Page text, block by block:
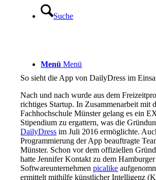
Suche
Menü Menü
So sieht die App von DailyDress im
Nach und nach wurde aus dem
richtiges Startup. In Zusammenarbeit mit
Fachhochschule Münster gelang es ein
Stipendium zu ergattern, was die
DailyDress im Juli 2016 ermöglichte.
Programmierung der App beauftragte
Münster. Schon vor dem offiziellen
hatte Jennifer Kontakt zu dem Hamburger
Softwareunternehmenpicalike
ermittelt mithilfe künstlicher Intelligenz